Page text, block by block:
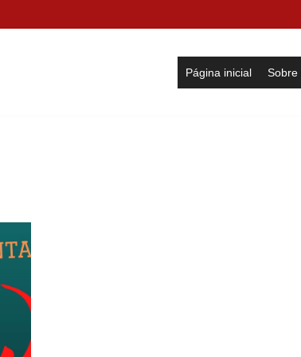
Página inicial Sobre